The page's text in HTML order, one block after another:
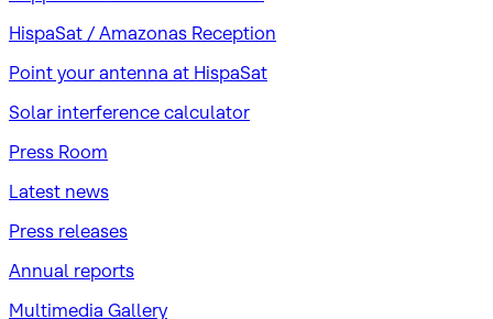
HispaSat / Amazonas Reception
Point your antenna at HispaSat
Solar interference calculator
Press Room
Latest news
Press releases
Annual reports
Multimedia Gallery